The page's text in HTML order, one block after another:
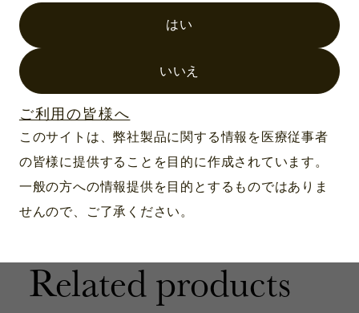
はい
いいえ
ご利用の皆様へ
このサイトは、弊社製品に関する情報を医療従事者
の皆様に提供することを目的に作成されています。
一般の方への情報提供を目的とするものではありま
せんので、ご了承ください。
Related products